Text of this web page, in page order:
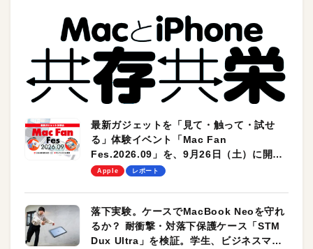
最新ガジェットを「見て・触って・試せ
る」体験イベント「Mac Fan
Fes.2026.09」を、9月26日（土）に開催
します！
Apple レポート
落下実験。ケースでMacBook Neoを守れ
るか？ 耐衝撃・対落下保護ケース「STM
Dux Ultra」を検証。学生、ビジネスマン